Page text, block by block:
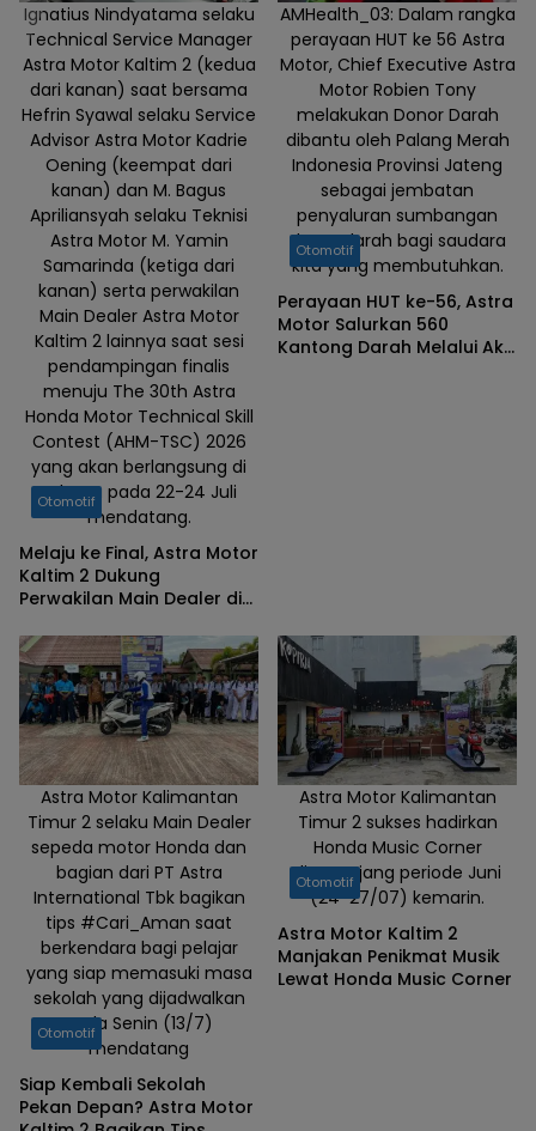
Pos AHASS
TEFA yang
diawasi
langsung
oleh teknisi
ahli dari
AHASS
Capella
Service
Center
(CSC) Duri.
Ignatius Nindyatama selaku
Technical Service Manager
Astra Motor Kaltim 2 (kedua
dari kanan) saat bersama
Hefrin Syawal selaku Service
Advisor Astra Motor Kadrie
Oening (keempat dari
kanan) dan M. Bagus
Apriliansyah selaku Teknisi
Astra Motor M. Yamin
Samarinda (ketiga dari
kanan) serta perwakilan
Main Dealer Astra Motor
Kaltim 2 lainnya saat sesi
pendampingan finalis
menuju The 30th Astra
Honda Motor Technical Skill
Contest (AHM-TSC) 2026
yang akan berlangsung di
Jakarta pada 22-24 Juli
mendatang.
Otomotif
Melaju ke Final, Astra Motor
Kaltim 2 Dukung
Perwakilan Main Dealer di
Contest 2026
AMHealth_03: Dalam rangka
perayaan HUT ke 56 Astra
Motor, Chief Executive Astra
Motor Robien Tony
melakukan Donor Darah
dibantu oleh Palang Merah
Indonesia Provinsi Jateng
sebagai jembatan
penyaluran sumbangan
donor darah bagi saudara
kita yang membutuhkan.
Otomotif
Perayaan HUT ke-56, Astra
Motor Salurkan 560
Kantong Darah Melalui Aksi
Astra Motor Kalimantan
Timur 2 selaku Main Dealer
sepeda motor Honda dan
bagian dari PT Astra
International Tbk bagikan
tips #Cari_Aman saat
berkendara bagi pelajar
yang siap memasuki masa
sekolah yang dijadwalkan
pada Senin (13/7)
mendatang
Otomotif
Siap Kembali Sekolah
Pekan Depan? Astra Motor
Astra Motor Kalimantan
Timur 2 sukses hadirkan
Honda Music Corner
disepanjang periode Juni
(24-27/07) kemarin.
Otomotif
Astra Motor Kaltim 2
Manjakan Penikmat Musik
Lewat Honda Music Corner